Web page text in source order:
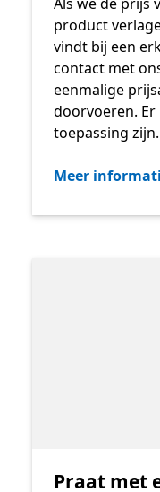
product
vindt bij een
contact met
eenmalige
doorvoeren.
toepassing zijn.
Meer
Praat met